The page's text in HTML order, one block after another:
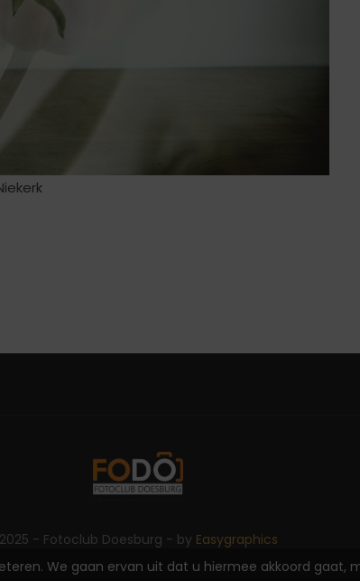
2025 - Fotoclub Doesburg - by Easygraphics
We gaan ervan uit dat u hiermee akkoord gaat,